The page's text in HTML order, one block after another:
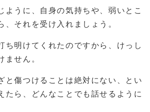
ように、自身の気持ちや、弱いとこ
、それを受け入れましょう。
ち明けてくれたのですから、けっし
ません。
と傷つけることは絶対にない、とい
たら、どんなことでも話せるように